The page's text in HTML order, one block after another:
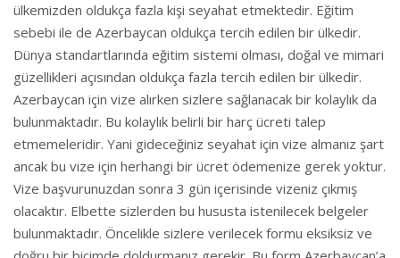
ülkemizden oldukça fazla kişi seyahat etmektedir. Eğitim
sebebi ile de Azerbaycan oldukça tercih edilen bir ülkedir.
Dünya standartlarında eğitim sistemi olması, doğal ve mimari
güzellikleri açısından oldukça fazla tercih edilen bir ülkedir.
Azerbaycan için vize alırken sizlere sağlanacak bir kolaylık da
bulunmaktadır. Bu kolaylık belirli bir harç ücreti talep
etmemeleridir. Yani gideceğiniz seyahat için vize almanız şart
ancak bu vize için herhangi bir ücret ödemenize gerek yoktur.
Vize başvurunuzdan sonra 3 gün içerisinde vizeniz çıkmış
olacaktır. Elbette sizlerden bu hususta istenilecek belgeler
bulunmaktadır. Öncelikle sizlere verilecek formu eksiksiz ve